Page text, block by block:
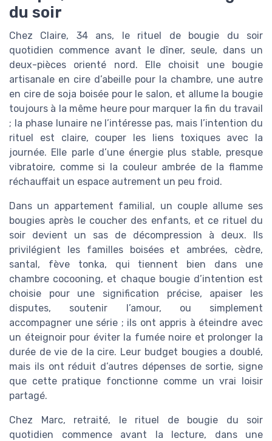
du soir
Chez Claire, 34 ans, le rituel de bougie du soir
quotidien commence avant le dîner, seule, dans un
deux-pièces orienté nord. Elle choisit une bougie
artisanale en cire d’abeille pour la chambre, une autre
en cire de soja boisée pour le salon, et allume la bougie
toujours à la même heure pour marquer la fin du travail
; la phase lunaire ne l’intéresse pas, mais l’intention du
rituel est claire, couper les liens toxiques avec la
journée. Elle parle d’une énergie plus stable, presque
vibratoire, comme si la couleur ambrée de la flamme
réchauffait un espace autrement un peu froid.
Dans un appartement familial, un couple allume ses
bougies après le coucher des enfants, et ce rituel du
soir devient un sas de décompression à deux. Ils
privilégient les familles boisées et ambrées, cèdre,
santal, fève tonka, qui tiennent bien dans une
chambre cocooning, et chaque bougie d’intention est
choisie pour une signification précise, apaiser les
disputes, soutenir l’amour, ou simplement
accompagner une série ; ils ont appris à éteindre avec
un éteignoir pour éviter la fumée noire et prolonger la
durée de vie de la cire. Leur budget bougies a doublé,
mais ils ont réduit d’autres dépenses de sortie, signe
que cette pratique fonctionne comme un vrai loisir
partagé.
Chez Marc, retraité, le rituel de bougie du soir
quotidien commence avant la lecture, dans une